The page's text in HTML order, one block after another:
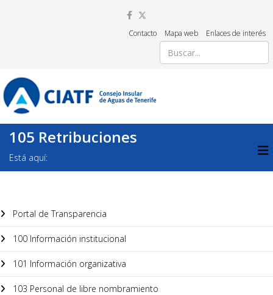
Contacto Mapa web Enlaces de interés
105 Retribuciones
Está aquí:
Portal de Transparencia
100 Información institucional
101 Información organizativa
103 Personal de libre nombramiento